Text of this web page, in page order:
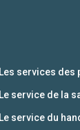
Les services des
Le service de la
Le service du